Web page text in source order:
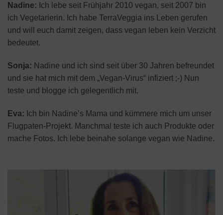
Nadine: Ich lebe seit Frühjahr 2010 vegan, seit 2007 bin
ich Vegetarierin. Ich habe TerraVeggia ins Leben gerufen
und will euch damit zeigen, dass vegan leben kein Verzicht
bedeutet.
Sonja: Nadine und ich sind seit über 30 Jahren befreundet
und sie hat mich mit dem „Vegan-Virus“ infiziert ;-) Nun
teste und blogge ich gelegentlich mit.
Eva: Ich bin Nadine’s Mama und kümmere mich um unser
Flugpaten-Projekt. Manchmal teste ich auch Produkte oder
mache Fotos. Ich lebe beinahe solange vegan wie Nadine.